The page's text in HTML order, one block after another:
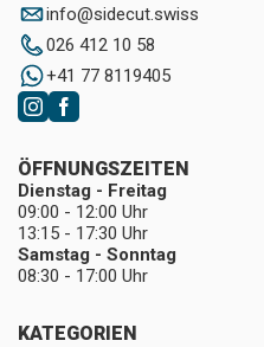
info@sidecut.swiss
026 412 10 58
+41 77 8119405
KATEGORIEN
ÖFFNUNGSZEITEN
Dienstag - Freitag
09:00 - 12:00 Uhr
13:15 - 17:30 Uhr
Samstag - Sonntag
08:30 - 17:00 Uhr